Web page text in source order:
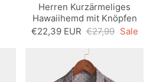
Herren Kurzärmeliges
Hawaiihemd mit Knöpfen
€22,39 EUR €27,99 Sale